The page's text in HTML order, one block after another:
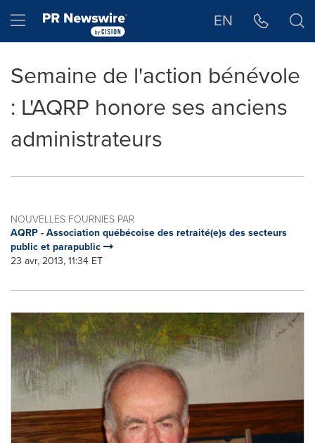
Hamburger menu EN
Semaine de l'action bénévole
: L'AQRP honore ses anciens
administrateurs
NOUVELLES FOURNIES PAR
AQRP - Association québécoise des retraité(e)s des secteurs
public et parapublic
23 avr, 2013, 11:34 ET